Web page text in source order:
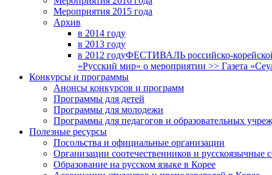
Мероприятия 2015 года
Архив
в 2014 году
в 2013 году
в 2012 годуФЕСТИВАЛЬ российско-
«Русский мир» о мероприятии >> Газета
Конкурсы и программы
Анонсы конкурсов и программ
Программы для детей
Программы для молодежи
Программы для педагогов и образовательных
Полезные ресурсы
Посольства и официальные организации
Организации соотечественников и русскоязычные
Образование на русском языке в Корее